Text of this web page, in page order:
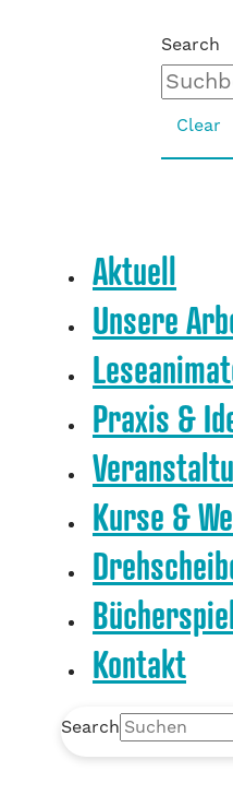
Search
Clear
Aktuell
Unsere
Praxis &
Kurse &
Kontakt
Search